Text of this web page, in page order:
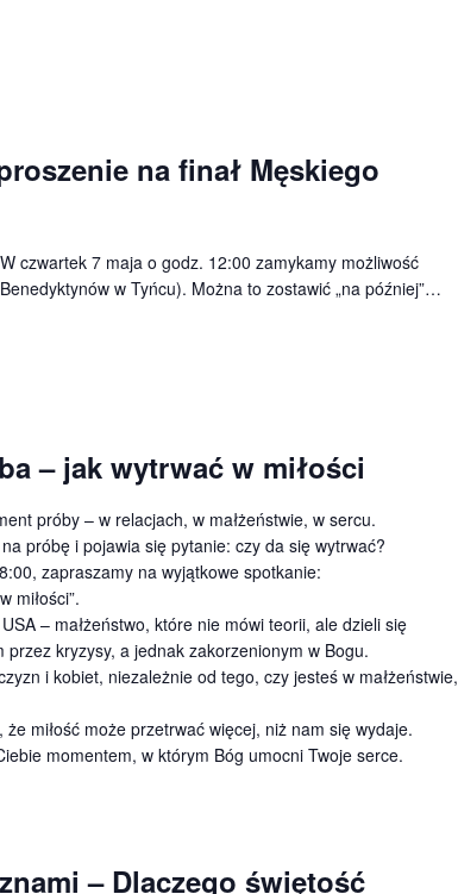
na finał Męskiego
czwartek 7 maja o godz. 12:00 zamykamy możliwość
w Tyńcu). Można to zostawić „na później”…
– jak wytrwać w miłości
próby – w relacjach, w małżeństwie, w sercu.
próbę i pojawia się pytanie: czy da się wytrwać?
zapraszamy na wyjątkowe spotkanie:
miłości”.
– małżeństwo, które nie mówi teorii, ale dzieli się
kryzysy, a jednak zakorzenionym w Bogu.
i kobiet, niezależnie od tego, czy jesteś w małżeństwie,
miłość może przetrwać więcej, niż nam się wydaje.
momentem, w którym Bóg umocni Twoje serce.
– Dlaczego świętość